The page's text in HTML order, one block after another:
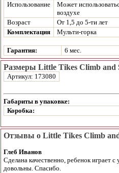
Использование
Может
воздухе
Возраст
От 1,5 до 5-ти лет
Комплектация
Мульти-горка
Гарантия: 6 мес.
Размеры Little Tikes Climb and
Артикул: 173080
Габариты в упаковке:
Коробка:
Отзывы о Little Tikes Climb
Глеб Иванов
Сделана качественно, ребенок играет
довольны. Спасибо.